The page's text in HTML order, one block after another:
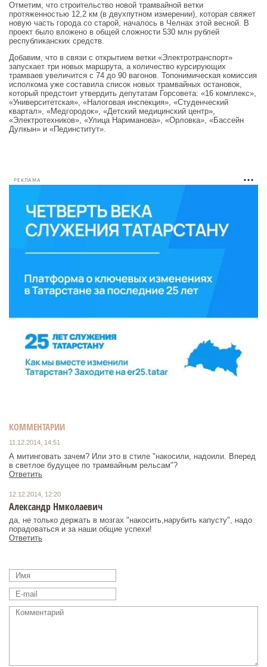
Отметим, что строительство новой трамвайной ветки
протяженностью 12,2 км (в двухпутном измерении), которая свяжет
новую часть города со старой, началось в Челнах этой весной. В
проект было вложено в общей сложности 530 млн рублей
республиканских средств.
Добавим, что в связи с открытием ветки «Электротранспорт»
запускает три новых маршрута, а количество курсирующих
трамваев увеличится с 74 до 90 вагонов. Топонимическая комиссия
исполкома уже составила список новых трамвайных остановок,
который предстоит утвердить депутатам Горсовета: «16 комплекс»,
«Университетская», «Налоговая инспекция», «Студенческий
квартал», «Медгородок», «Детский медицинский центр»,
«Электротехников», «Улица Нариманова», «Орловка», «Бассейн
Дулкын» и «Пединститут».
РЕКЛАМА
КОММЕНТАРИИ
11.12.2014, 14:51
А митинговать зачем? Или это в стиле "накосили, надоили. Вперед
в светлое будущее по трамвайным рельсам"?
Ответить
12.12.2014, 12:20
Александр Нмколаевич
да, не только держать в мозгах "накосить,нарубить капусту", надо
порадоваться и за наши общие успехи!
Ответить